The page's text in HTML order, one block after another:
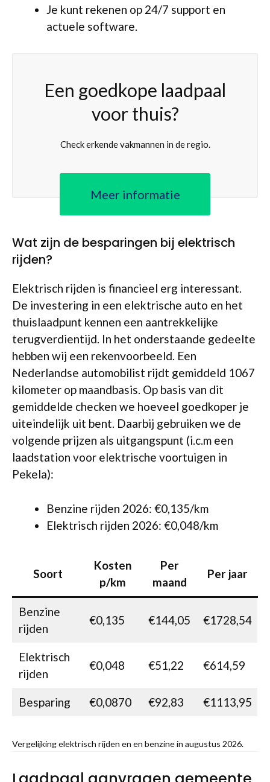
Je kunt rekenen op 24/7 support en
actuele software.
Een goedkope laadpaal
voor thuis?
Check erkende vakmannen in de regio.
Meer informatie
Wat zijn de besparingen bij elektrisch
rijden?
Elektrisch rijden is financieel erg interessant.
De investering in een elektrische auto en het
thuislaadpunt kennen een aantrekkelijke
terugverdientijd. In het onderstaande gedeelte
hebben wij een rekenvoorbeeld. Een
Nederlandse automobilist rijdt gemiddeld 1067
kilometer op maandbasis. Op basis van dit
gemiddelde checken we hoeveel goedkoper je
uiteindelijk uit bent. Daarbij gebruiken we de
volgende prijzen als uitgangspunt (i.c.m een
laadstation voor elektrische voortuigen in
Pekela):
Benzine rijden 2026: €0,135/km
Elektrisch rijden 2026: €0,048/km
Soort
Kosten
p/km
Per
maand
Per jaar
Benzine
rijden
€0,135 €144,05 €1728,54
Elektrisch
rijden
€0,048 €51,22 €614,59
Besparing €0,0870 €92,83 €1113,95
Vergelijking elektrisch rijden en en benzine in augustus 2026.